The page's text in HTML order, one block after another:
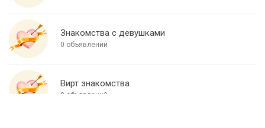
Знакомства с девушками
0 объявлений
Вирт знакомства
0 объявлений